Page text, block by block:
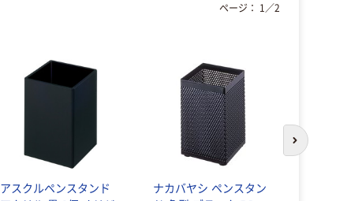
アスクルペンスタンド
ナカバヤシ ペンスタン
ページ： 1 ／2
次のスライド